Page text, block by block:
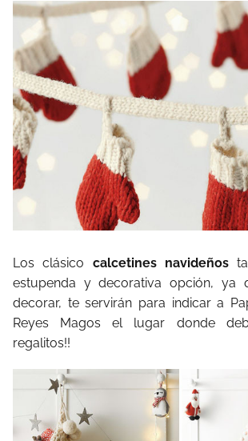
Los clásico calcetines navideños
estupenda y decorativa opción, ya
decorar, te servirán para indicar a
Reyes Magos el lugar donde
regalitos!!